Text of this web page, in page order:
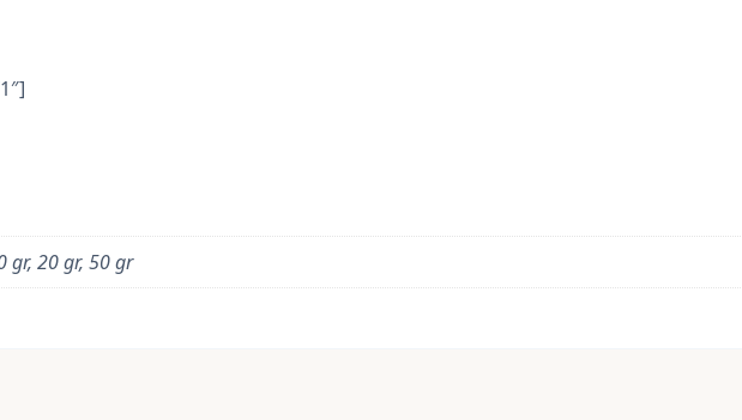
gr, 20 gr, 50 gr